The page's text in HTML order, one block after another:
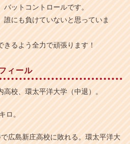
ットコントロールです。
にも負けていないと思っていま
るよう全力で頑張ります！
ィール
校、環太平洋大学（中退）。
ロ。
広島新庄高校に敗れる。環太平洋大